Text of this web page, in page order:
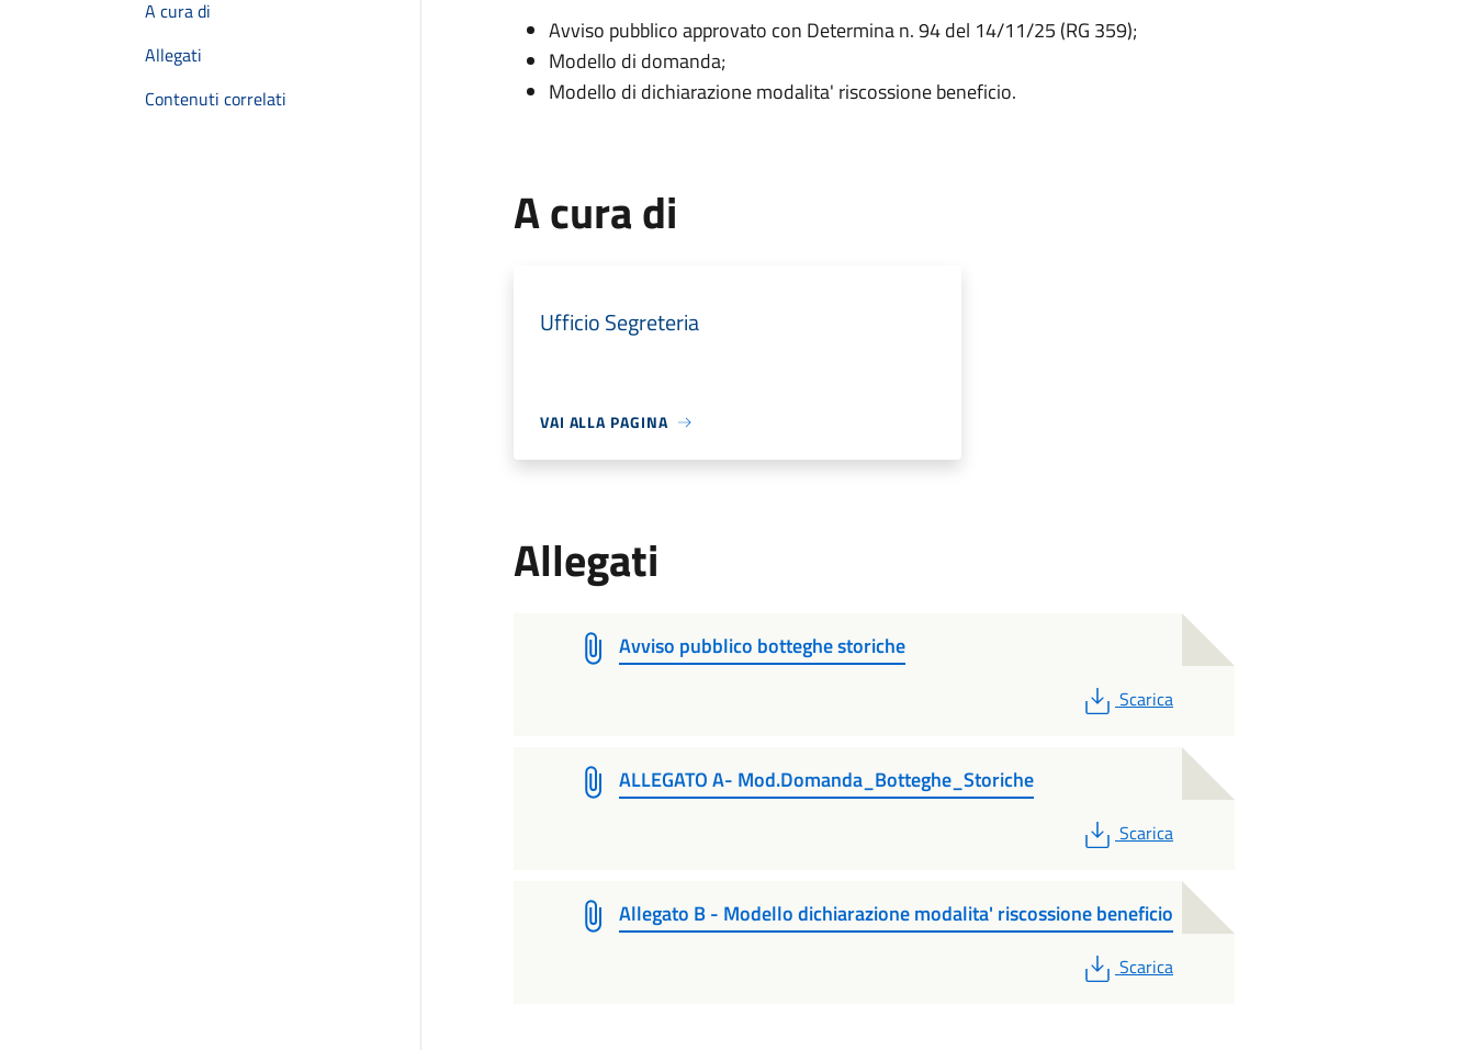
A cura di
Allegati
Contenuti correlati
Avviso pubblico approvato con Determina n. 94 del 14/11/25 (RG 359);
Modello di domanda;
Modello di dichiarazione modalita' riscossione beneficio.
A cura di
Ufficio Segreteria
VAI ALLA PAGINA
Allegati
Avviso pubblico botteghe storiche
PDF
Scarica
ALLEGATO A- Mod.Domanda_Botteghe_Storiche
PDF
Scarica
Allegato B - Modello dichiarazione modalita' riscossione beneficio
PDF
Scarica